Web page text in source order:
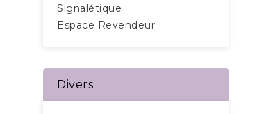
Signalétique
Espace Revendeur
Divers